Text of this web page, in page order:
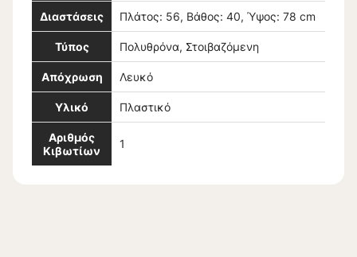
Διαστάσεις Πλάτος: 56, Βάθος: 40, Ύψος: 78 cm
Τύπος Πολυθρόνα, Στοιβαζόμενη
Απόχρωση Λευκό
Υλικό Πλαστικό
Αριθμός
Κιβωτίων
1